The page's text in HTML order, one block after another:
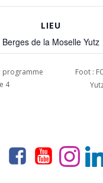
LIEU
Berges de la Moselle Yutz
programme
4
Foot :